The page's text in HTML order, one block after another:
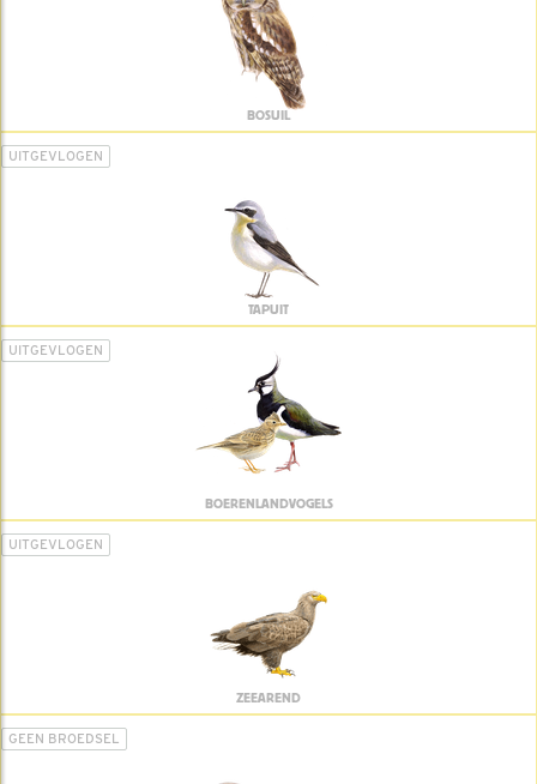
BOSUIL
UITGEVLOGEN
TAPUIT
UITGEVLOGEN
BOERENLANDVOGELS
UITGEVLOGEN
ZEEAREND
GEEN BROEDSEL